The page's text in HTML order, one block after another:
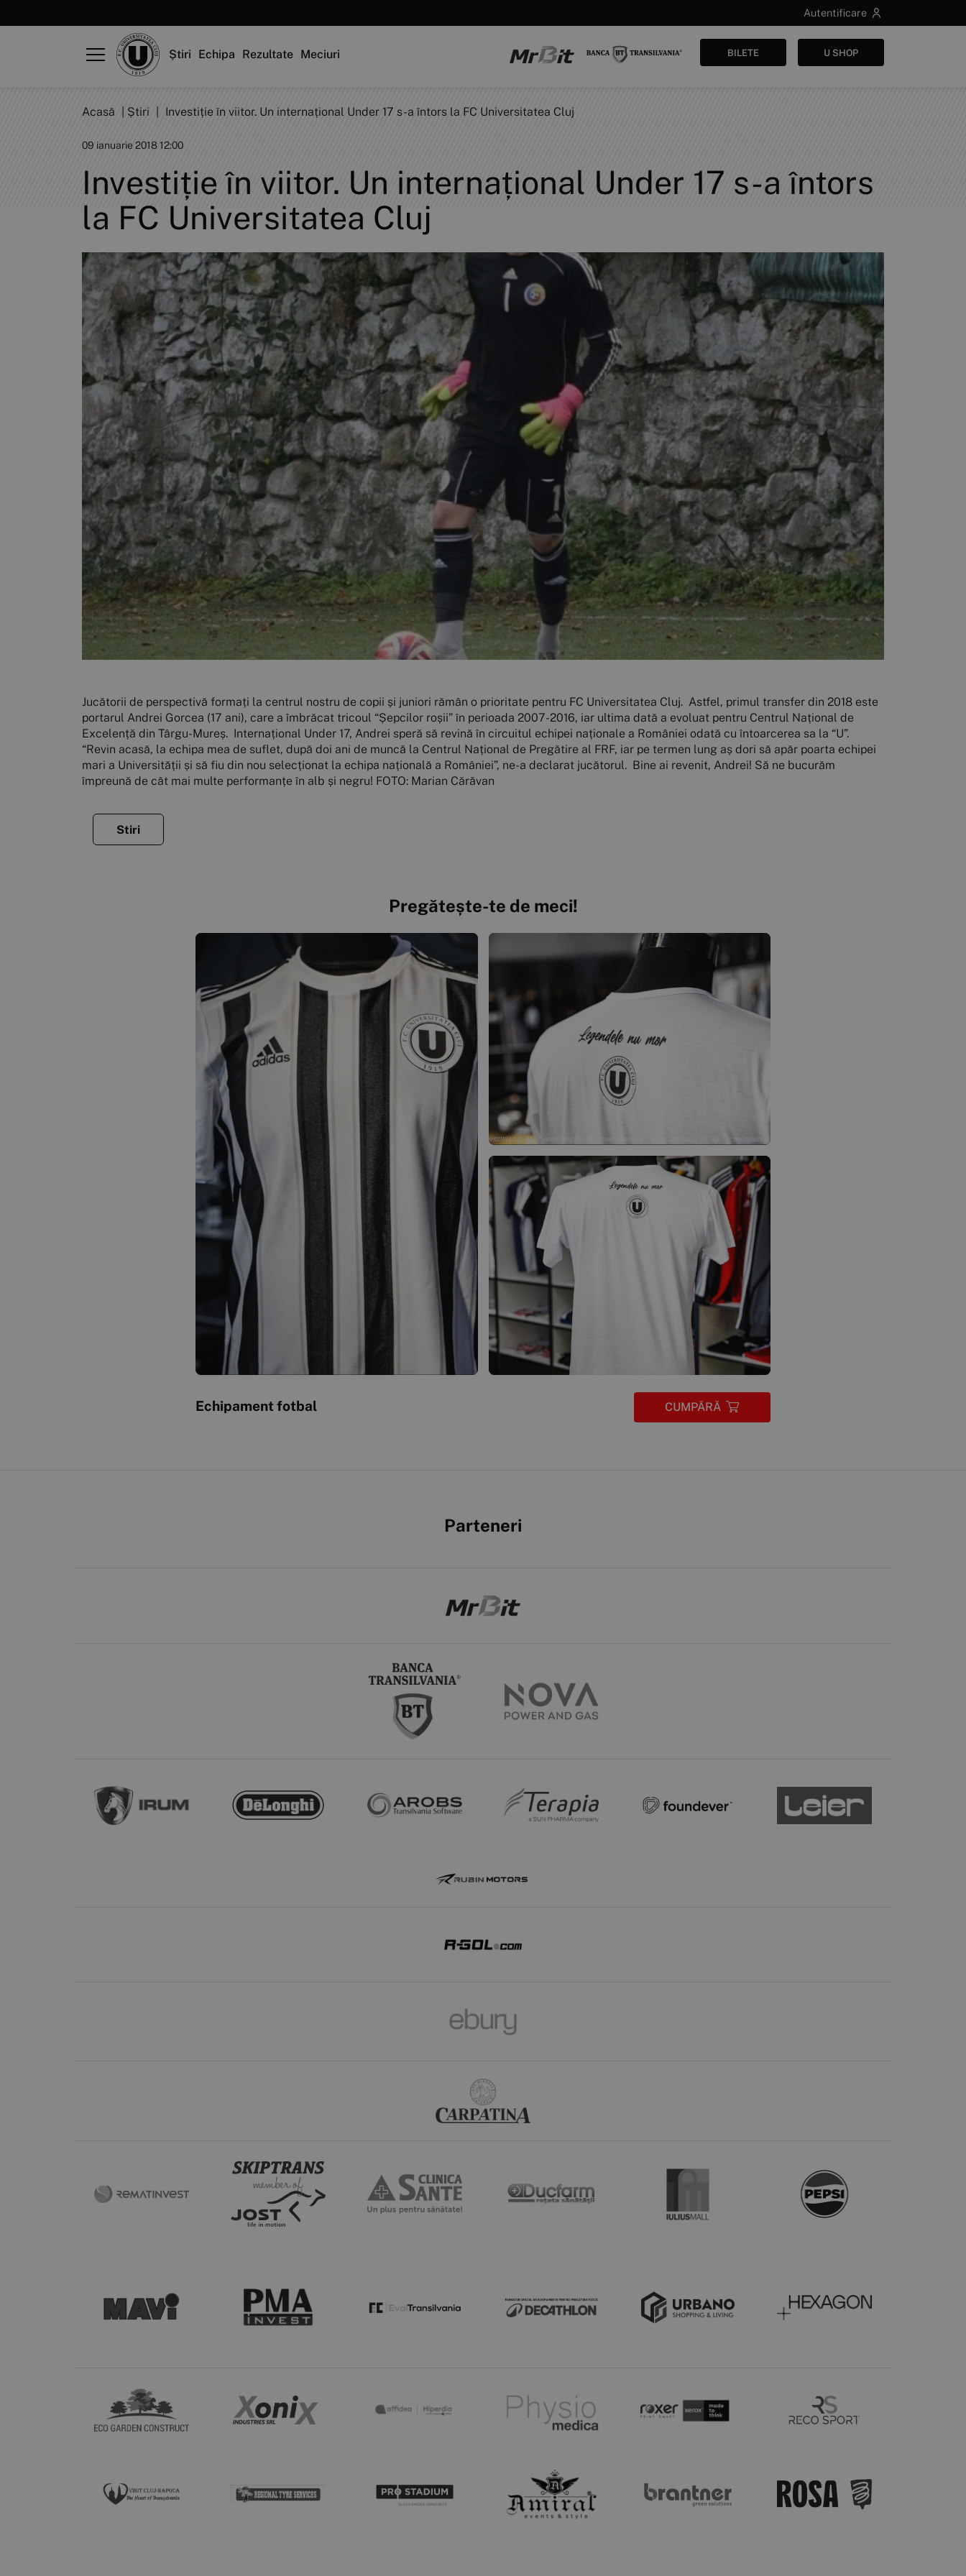
Autentificare
Știri Echipa Rezultate Meciuri BILETE U SHOP
Acasă Știri Investiție în viitor. Un internațional Under 17 s-a întors la FC Universitatea Cluj
09 ianuarie 2018 12:00
Investiție în viitor. Un internațional Under 17 s-a întors
la FC Universitatea Cluj
Jucătorii de perspectivă formați la centrul nostru de copii și juniori rămân o prioritate pentru FC Universitatea Cluj. Astfel, primul transfer din 2018 este
portarul Andrei Gorcea (17 ani), care a îmbrăcat tricoul “Șepcilor roșii” în perioada 2007-2016, iar ultima dată a evoluat pentru Centrul Național de
Excelență din Târgu-Mureș. Internațional Under 17, Andrei speră să revină în circuitul echipei naționale a României odată cu întoarcerea sa la “U”.
“Revin acasă, la echipa mea de suflet, după doi ani de muncă la Centrul Național de Pregătire al FRF, iar pe termen lung aș dori să apăr poarta echipei
mari a Universității și să fiu din nou selecționat la echipa națională a României”, ne-a declarat jucătorul. Bine ai revenit, Andrei! Să ne bucurăm
împreună de cât mai multe performanțe în alb și negru! FOTO: Marian Cărăvan
Stiri
Pregătește-te de meci!
Echipament fotbal CUMPĂRĂ
Parteneri